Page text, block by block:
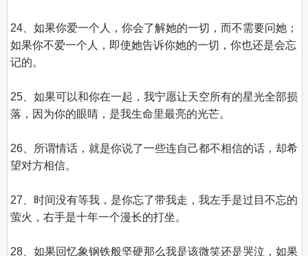
24、如果你爱一个人，你会了解她的一切，而不需要问她；
如果你不爱一个人，即使她告诉你她的一切，你也还是会忘
记的。
25、如果可以和你在一起，我宁愿让天空所有的星光全部损
落，因为你的眼睛，是我生命里最亮的光芒。
26、所谓情话，就是你说了一些连自己都不相信的话，却希
望对方相信。
27、时间没有等我，是你忘了带我走，我左手是过目不忘的
萤火，右手是十年一个漫长的打坐。
28、如果回忆象钢铁般坚硬那么我是该微笑还是哭泣，如果